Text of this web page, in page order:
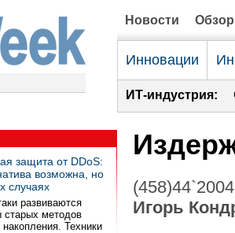
Новости
Инновации
ИТ-индустрия:
защита от DDoS:
возможна, но
случаях
развиваются
старых методов
Техники
(458)44`2004
Игорь